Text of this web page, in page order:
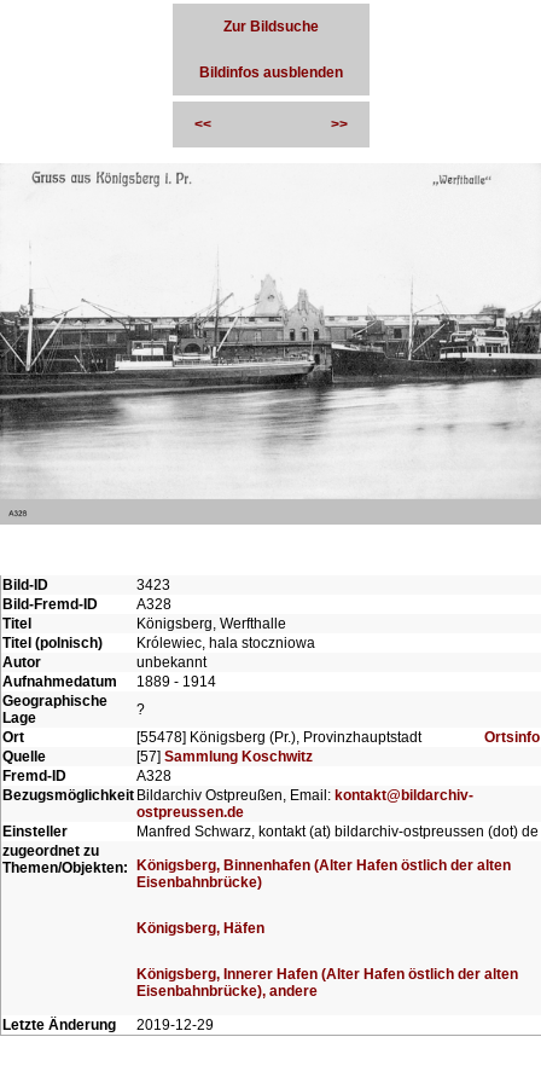
Zur Bildsuche
Bildinfos ausblenden
<< >>
Bild-ID
3423
Bild-Fremd-ID
A328
Titel
Königsberg, Werfthalle
Titel (polnisch)
Królewiec, hala stoczniowa
Autor
unbekannt
Aufnahmedatum
1889 - 1914
Geographische
Lage
?
Ort
[55478] Königsberg (Pr.), Provinzhauptstadt
Ortsinfo
Quelle
[57] Sammlung Koschwitz
Fremd-ID
A328
Bezugsmöglichkeit Bildarchiv Ostpreußen, Email: kontakt@bildarchiv-
ostpreussen.de
Einsteller
Manfred Schwarz, kontakt (at) bildarchiv-ostpreussen (dot) de
zugeordnet zu
Themen/Objekten:
Königsberg, Binnenhafen (Alter Hafen östlich der alten
Eisenbahnbrücke)
Königsberg, Häfen
Königsberg, Innerer Hafen (Alter Hafen östlich der alten
Eisenbahnbrücke), andere
Letzte Änderung
2019-12-29